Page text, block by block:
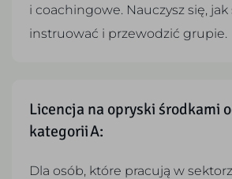
i coachingowe. Nauczysz się,
instruować i przewodzić grupie.
Licencja na opryski środkami
kategorii A:
Dla osób, które pracują w